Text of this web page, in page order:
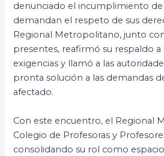
denunciado el incumplimiento
demandan el respeto de sus
Regional Metropolitano, junto
presentes, reafirmó su respaldo a
exigencias y llamó a las
pronta solución a las demandas
afectado.
Con este encuentro, el Regional
Colegio de Profesoras y
consolidando su rol como